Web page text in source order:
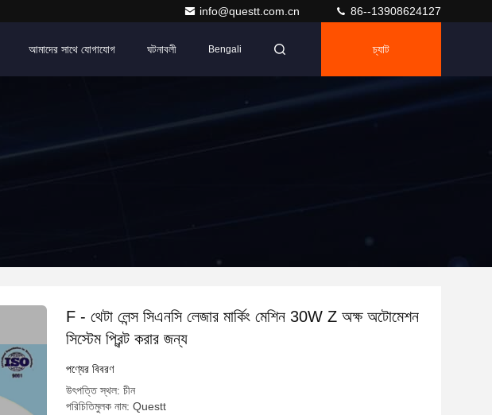
info@questt.com.cn 86--13908624127
আমাদের সাথে যোগাযোগ ঘটনাবলী Bengali চ্যাট
F - থেটা লেন্স সিএনসি লেজার মার্কিং মেশিন 30W Z অক্ষ অটোমেশন
সিস্টেম প্রিন্ট করার জন্য
পণ্যের বিবরণ
উৎপত্তি স্থল: চীন
পরিচিতিমুলক নাম: Questt